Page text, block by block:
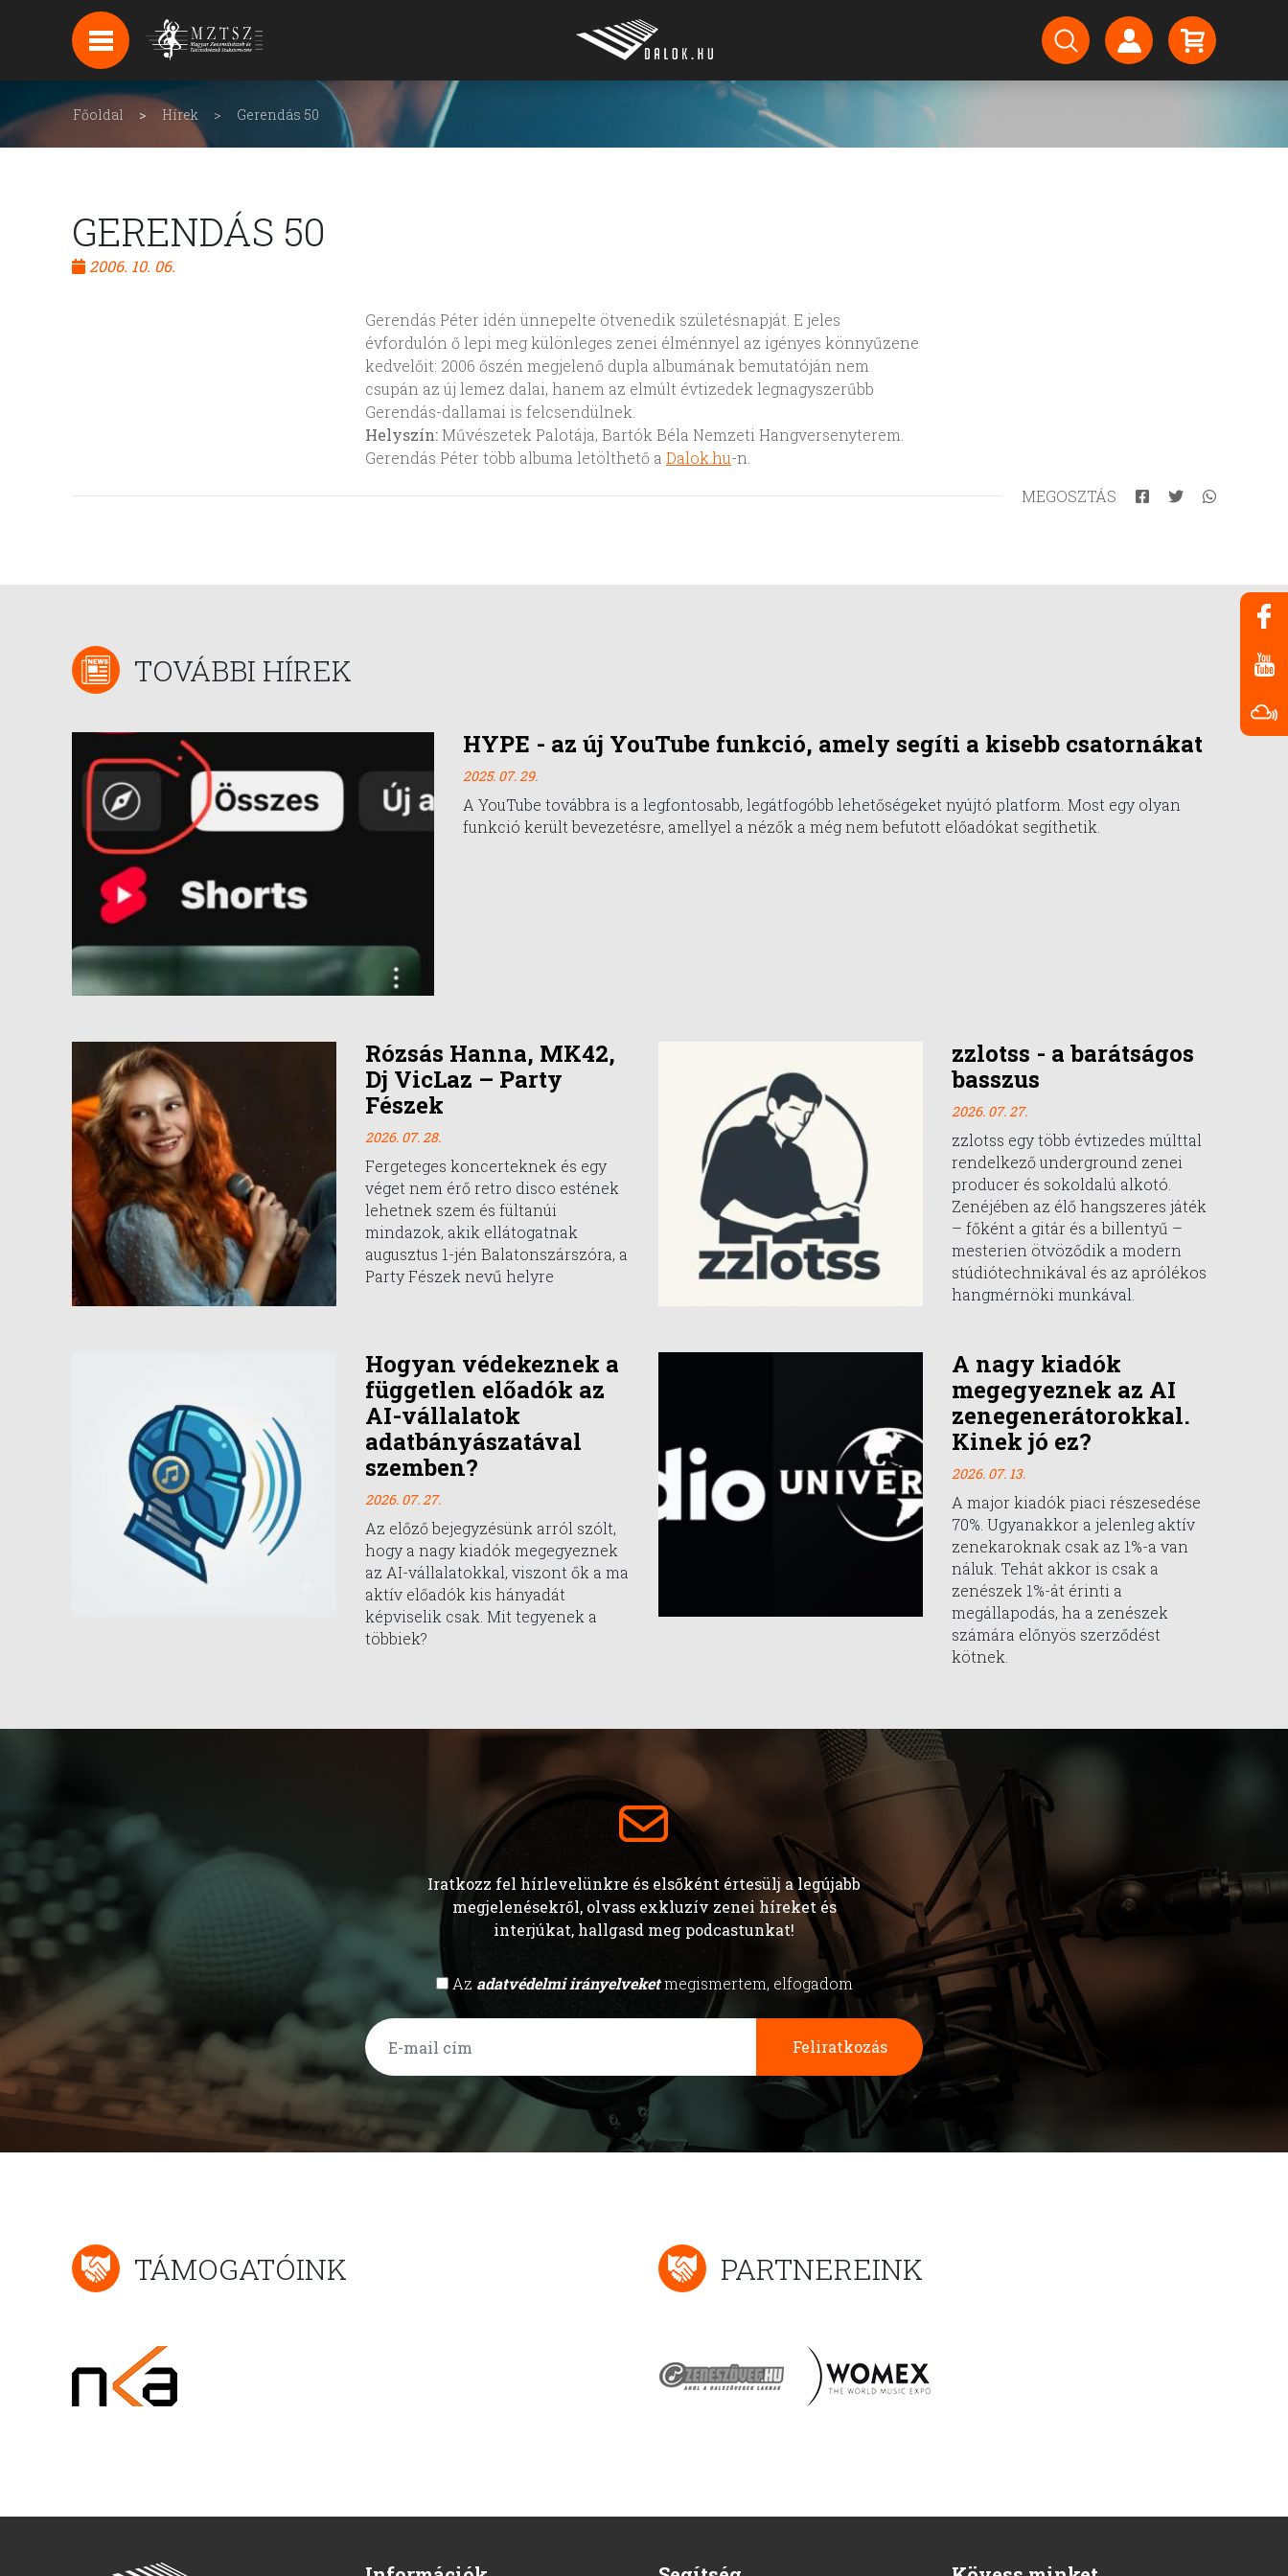
HÍREK
HÍRLEVÉL FELIRATKOZÁS
Főoldal Hírek Gerendás 50
GERENDÁS 50
2006. 10. 06.
Gerendás Péter idén ünnepelte ötvenedik születésnapját. E jeles
évfordulón ő lepi meg különleges zenei élménnyel az igényes könnyűzene
kedvelőit: 2006 őszén megjelenő dupla albumának bemutatóján nem
csupán az új lemez dalai, hanem az elmúlt évtizedek legnagyszerűbb
Gerendás-dallamai is felcsendülnek.
Helyszín:Művészetek Palotája, Bartók Béla Nemzeti Hangversenyterem.
Gerendás Péter több albuma letölthető a Dalok.hu-n.
MEGOSZTÁS
TOVÁBBI HÍREK
HYPE - az új YouTube funkció, amely segíti a kisebb csatornákat
2025. 07. 29.
A YouTube továbbra is a legfontosabb, legátfogóbb lehetőségeket nyújtó platform. Most egy olyan
funkció került bevezetésre, amellyel a nézők a még nem befutott előadókat segíthetik.
Rózsás Hanna, MK42,
Dj VicLaz – Party
Fészek
2026. 07. 28.
Fergeteges koncerteknek és egy
véget nem érő retro disco estének
lehetnek szem és fültanúi
mindazok, akik ellátogatnak
augusztus 1-jén Balatonszárszóra, a
Party Fészek nevű helyre
zzlotss - a barátságos
basszus
2026. 07. 27.
zzlotss egy több évtizedes múlttal
rendelkező underground zenei
producer és sokoldalú alkotó.
Zenéjében az élő hangszeres játék
– főként a gitár és a billentyű –
mesterien ötvöződik a modern
stúdiótechnikával és az aprólékos
hangmérnöki munkával.
Hogyan védekeznek a
független előadók az
AI-vállalatok
adatbányászatával
szemben?
2026. 07. 27.
Az előző bejegyzésünk arról szólt,
hogy a nagy kiadók megegyeznek
az AI-vállalatokkal, viszont ők a ma
aktív előadók kis hányadát
képviselik csak. Mit tegyenek a
többiek?
A nagy kiadók
megegyeznek az AI
zenegenerátorokkal.
Kinek jó ez?
2026. 07. 13.
A major kiadók piaci részesedése
70%. Ugyanakkor a jelenleg aktív
zenekaroknak csak az 1%-a van
náluk. Tehát akkor is csak a
zenészek 1%-át érinti a
megállapodás, ha a zenészek
számára előnyös szerződést
kötnek.
Iratkozz fel hírlevelünkre és elsőként értesülj a legújabb
megjelenésekről, olvass exkluzív zenei híreket és
interjúkat, hallgasd meg podcastunkat!
Az adatvédelmi irányelveketmegismertem, elfogadom
Feliratkozás
TÁMOGATÓINK PARTNEREINK